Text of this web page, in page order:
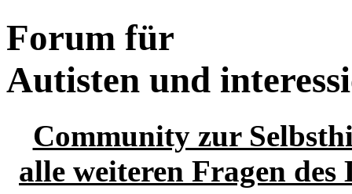
Forum für
Autisten und
Community zur
alle weiteren Fragen